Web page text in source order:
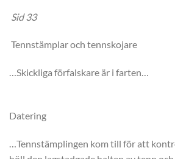
Sid 33
Tennstämplar och tennskojare
…Skickliga förfalskare är i farten…
Datering
…Tennstämplingen kom till för att